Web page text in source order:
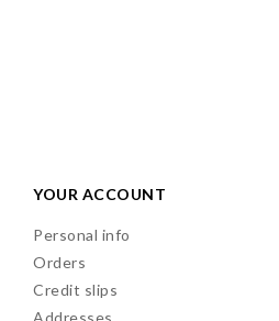
YOUR ACCOUNT
Personal info
Orders
Credit slips
Addresses